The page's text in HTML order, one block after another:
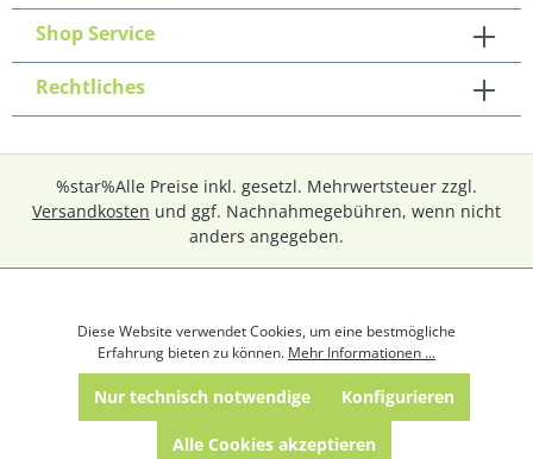
Shop Service
Rechtliches
%star%Alle Preise inkl. gesetzl. Mehrwertsteuer zzgl.
Versandkosten und ggf. Nachnahmegebühren, wenn nicht
anders angegeben.
Diese Website verwendet Cookies, um eine bestmögliche
Erfahrung bieten zu können. Mehr Informationen ...
Nur technisch notwendige Konfigurieren
Alle Cookies akzeptieren